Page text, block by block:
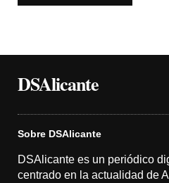
DSAlicante
Sobre DSAlicante
DSAlicante es un periódico
centrado en la actualidad de